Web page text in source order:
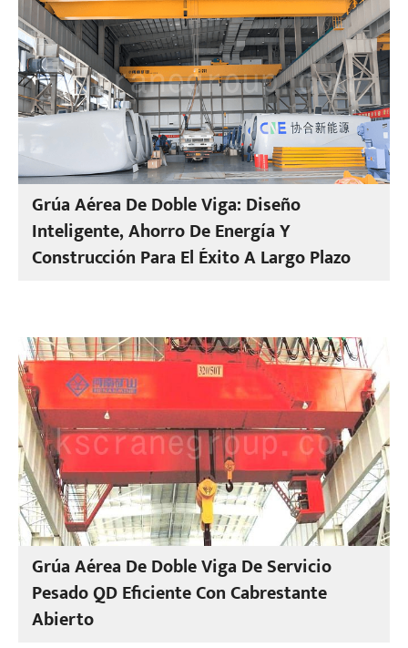
Grúa Aérea De Doble Viga: Diseño
Inteligente, Ahorro De Energía Y
Construcción Para El Éxito A Largo Plazo
Grúa Aérea De Doble Viga De Servicio
Pesado QD Eficiente Con Cabrestante
Abierto